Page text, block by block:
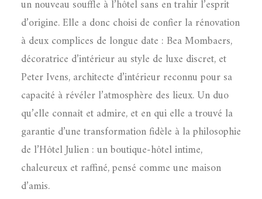
un nouveau souffle à l’hôtel sans en trahir l’esprit
d’origine. Elle a donc choisi de confier la rénovation
à deux complices de longue date : Bea Mombaers,
décoratrice d’intérieur au style de luxe discret, et
Peter Ivens, architecte d’intérieur reconnu pour sa
capacité à révéler l’atmosphère des lieux. Un duo
qu’elle connaît et admire, et en qui elle a trouvé la
garantie d’une transformation fidèle à la philosophie
de l’Hôtel Julien : un boutique-hôtel intime,
chaleureux et raffiné, pensé comme une maison
d’amis.